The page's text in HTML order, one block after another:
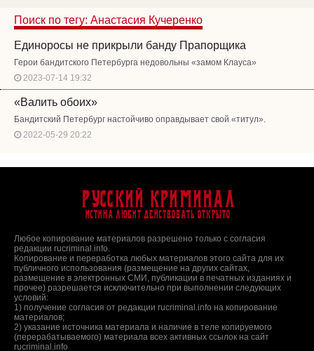
Поиск по тегу: Анастасия Кучеренко
Единоросы не прикрыли банду Прапорщика
Герои бандитского Петербурга недовольны «замом Клауса»
2023-07-14 19:32
«Валить обоих»
Бандитский Петербург настойчиво оправдывает свой «титул».
2022-05-29 20:22
Русский Криминал
Истина любит действовать открыто
Любое копирование материалов разрешено только с согласия
редакции rucriminal.info.
Копирование и переработка любых материалов этого сайта для их
публичного использования (размещение на других сайтах,
размещение в электронных СМИ, публикации в печатных изданиях и
прочее) разрешается исключительно при выполнении следующих
условий:
1) получение согласия от редакции rucriminal.info на копирование
материалов;
2) указание источника материала и наличие в теле копируемого
(перерабатываемого) материала всех активных ссылок на сайт
rucriminal.info